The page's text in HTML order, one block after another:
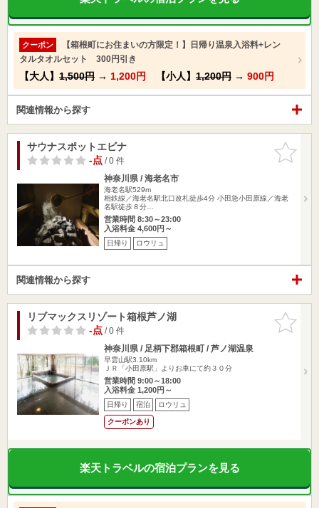
クーポン
【箱根町にお住まいの方限定！】日帰り温泉入浴料+レン
タルタオルセット 300円引き
【大人】 1,500円 → 1,200円 【小人】 1,200円 → 900円
関連情報から探す
お気に入
りに追加
サウナスポットエビナ
-点/ 0 件
神奈川県 / 海老名市
海老名駅529m
相鉄線／海老名駅北口改札徒歩4分 小田急小田原線／海老
名駅徒歩８分…
営業時間 8:30～23:00
入浴料金 4,600円～
日帰り ロウリュ
関連情報から探す
お気に入
りに追加
リブマックスリゾート箱根芦ノ湖
-点/ 0 件
神奈川県 / 足柄下郡箱根町 / 芦ノ湖温泉
早雲山駅3.10km
ＪＲ「小田原駅」よりお車にて約３０分
営業時間 9:00～18:00
入浴料金 1,200円～
日帰り 宿泊 ロウリュ
クーポンあり
楽天トラベルの宿泊プランを見る